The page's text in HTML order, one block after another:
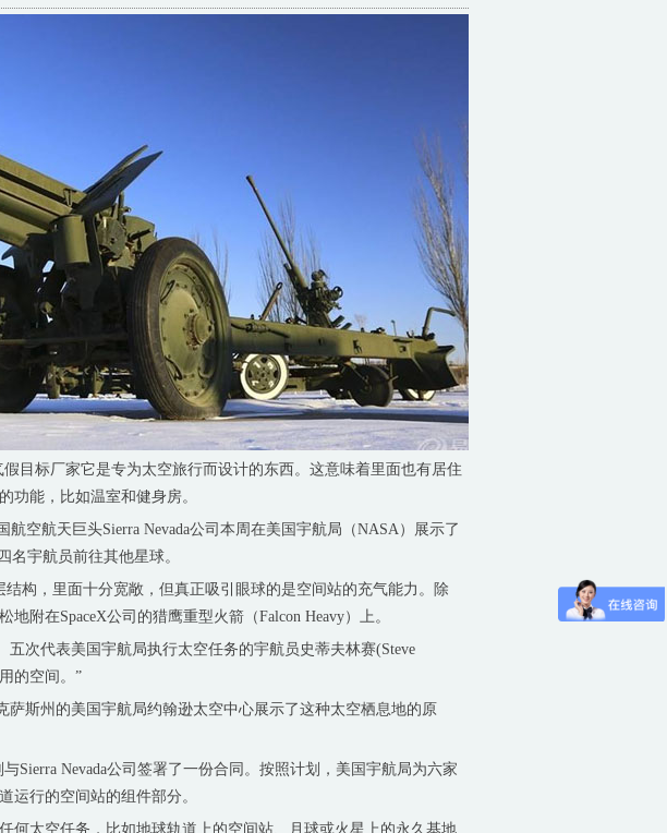
标厂家它是专为太空旅行而设计的东西。这意味着里面也有居住
功能，比如温室和健身房。
航天巨头Sierra Nevada公司本周在美国宇航局（NASA）展示了
名宇航员前往其他星球。
，里面十分宽敞，但真正吸引眼球的是空间站的充气能力。除
附在SpaceX公司的猎鹰重型火箭（Falcon Heavy）上。
次代表美国宇航局执行太空任务的宇航员史蒂夫林赛(Steve
的空间。”
斯州的美国宇航局约翰逊太空中心展示了这种太空栖息地的原
Nevada公司签署了一份合同。按照计划，美国宇航局为六家
运行的空间站的组件部分。
太空任务，比如地球轨道上的空间站、月球或火星上的永久基地